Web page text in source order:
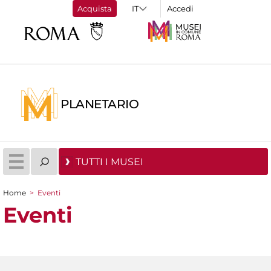
Acquista Accedi
PLANETARIO
TUTTI I MUSEI
Tu sei qui
Home > Eventi
Eventi